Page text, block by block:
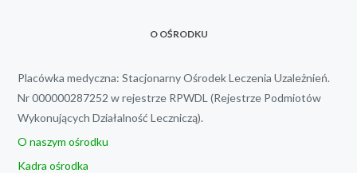
O OŚRODKU
Placówka medyczna: Stacjonarny Ośrodek Leczenia Uzależnień.
Nr 000000287252 w rejestrze RPWDL (Rejestrze Podmiotów
Wykonujących Działalność Leczniczą).
O naszym ośrodku
Kadra ośrodka